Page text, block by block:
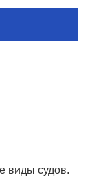
виды судов.